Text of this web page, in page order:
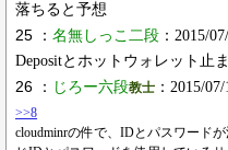
落ちると予想
25 ： 名無しっこ二段 ：2015/
Depositとホットウォレット止
26 ： じろー六段教士 ：2015/
>>8
cloudminrの件で、IDとパスワード